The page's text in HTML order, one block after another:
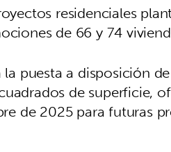
residenciales
de 66 y 74
puesta a disposición
de superficie,
de 2025 para futuras